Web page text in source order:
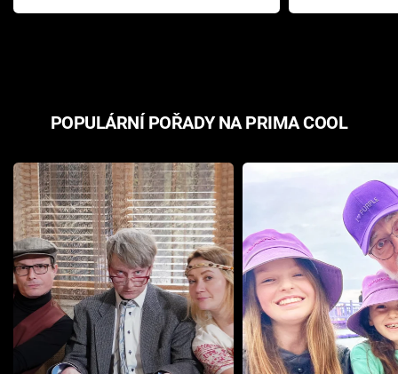
Pottera přišla s ráznou
přichází s
POPULÁRNÍ POŘADY NA PRIMA COOL